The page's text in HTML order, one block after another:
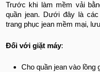
Trước khi làm mềm vải
quần jean. Dưới đây là
trang phục jean mềm mại,
Đối với giặt máy:
Cho quần jean vào lồng